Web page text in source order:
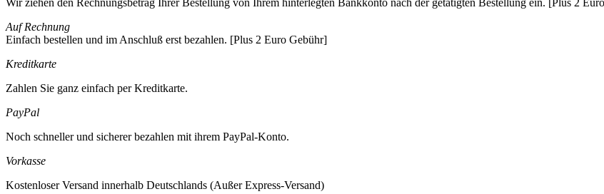
Wir ziehen den Rechnungsbetrag Ihrer Bestellung von Ihrem hinterlegten Bankkonto nach der getätigten Bestellung ein. [Plus 2
Auf Rechnung
Einfach bestellen und im Anschluß erst bezahlen. [Plus 2 Euro Gebühr]
Kreditkarte
Zahlen Sie ganz einfach per Kreditkarte.
PayPal
Noch schneller und sicherer bezahlen mit ihrem PayPal-Konto.
Vorkasse
Kostenloser Versand innerhalb Deutschlands (Außer Express-Versand)